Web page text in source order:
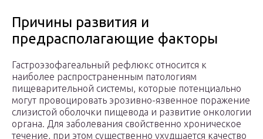
Причины развития и
предрасполагающие факторы
Гастроэзофагеальный рефлюкс относится к
наиболее распространенным патологиям
пищеварительной системы, которые потенциально
могут провоцировать эрозивно-язвенное поражение
слизистой оболочки пищевода и развитие онкологии
органа. Для заболевания свойственно хроническое
течение, при этом существенно ухудшается качество